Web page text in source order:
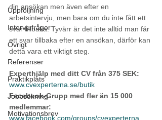
Uppföljning
Intervjufrågor
Övrigt
Referenser
Praktikplats
Jobbsökning
Motivationsbrev
din ansökan men även efter en
arbetsintervju, men bara om du inte fått ett
svar tillbaka. Tyvärr är det inte alltid man får
ett svar tillbaka efter en ansökan, därför kan
detta vara ett viktigt steg.
Experthjälp med ditt CV från 375 SEK:
www.cvexperterna.se/butik
Facebook-Grupp med fler än 15 000
medlemmar:
www.facebook.com/groups/cvexperterna